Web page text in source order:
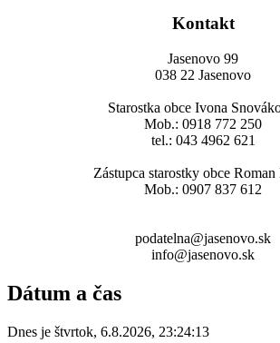
Kontakt
Jasenovo 99
038 22 Jasenovo
Starostka obce Ivona
Mob.: 0918 772 250
tel.: 043 4962 621
Zástupca starostky obce
Mob.: 0907 837 612
podatelna@jasenovo.sk
info@jasenovo.sk
Dátum a čas
Dnes je štvrtok, 6.8.2026, 23:24:13